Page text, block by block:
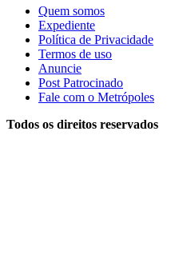
Quem somos
Expediente
Política de Privacidade
Termos de uso
Anuncie
Post Patrocinado
Fale com o Metrópoles
Todos os direitos reservados